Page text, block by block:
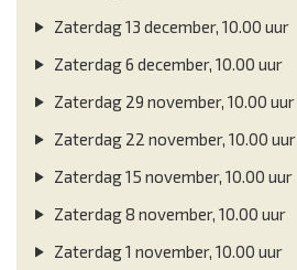
Zaterdag 13 december, 10.00 uur
Zaterdag 6 december, 10.00 uur
Zaterdag 29 november, 10.00 uur
Zaterdag 22 november, 10.00 uur
Zaterdag 15 november, 10.00 uur
Zaterdag 8 november, 10.00 uur
Zaterdag 1 november, 10.00 uur